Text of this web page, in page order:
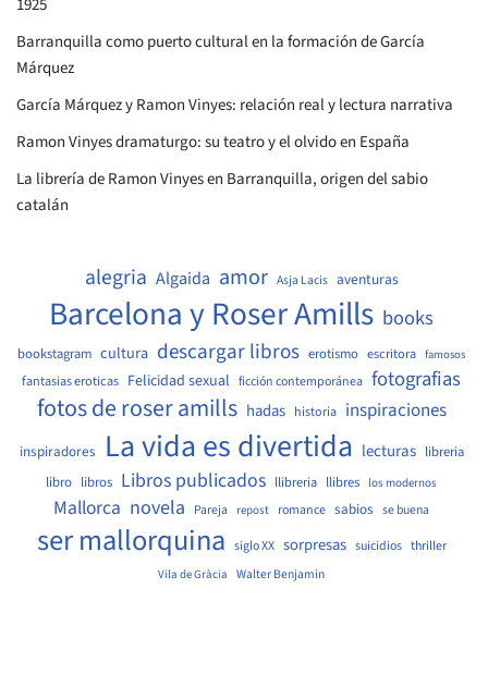
1925
Barranquilla como puerto cultural en la formación de García
Márquez
García Márquez y Ramon Vinyes: relación real y lectura narrativa
Ramon Vinyes dramaturgo: su teatro y el olvido en España
La librería de Ramon Vinyes en Barranquilla, origen del sabio
catalán
alegria Algaida amor Asja Lacis aventuras
Barcelona y Roser Amills books
bookstagram cultura descargar libros erotismo escritora famosos
fantasias eroticas Felicidad sexual ficción contemporánea fotografias
fotos de roser amills hadas historia inspiraciones
inspiradores La vida es divertida lecturas libreria
libro libros Libros publicados llibreria llibres los modernos
Mallorca novela Pareja repost romance sabios se buena
ser mallorquina siglo XX sorpresas suicidios thriller
Vila de Gràcia Walter Benjamin